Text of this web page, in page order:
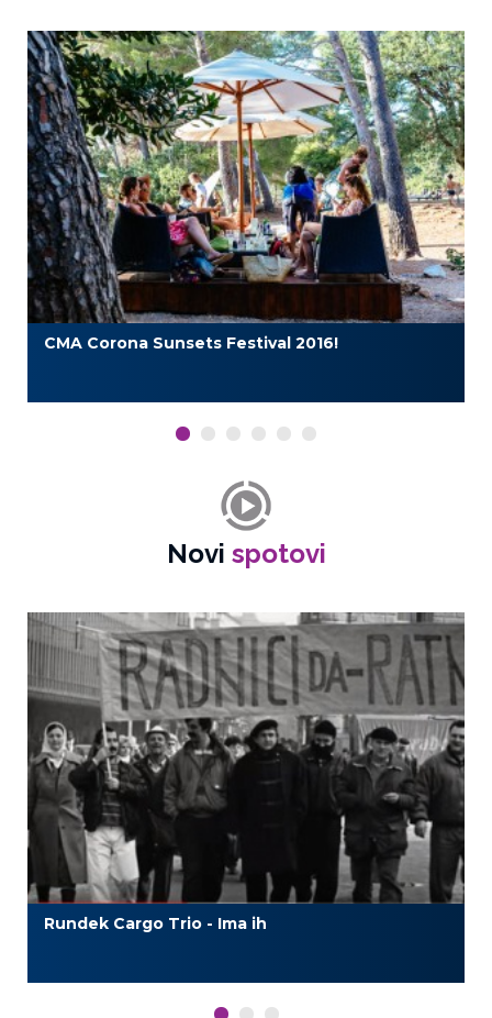
CMA Corona Sunsets Festival 2016!
Novi spotovi
Rundek Cargo Trio - Ima ih